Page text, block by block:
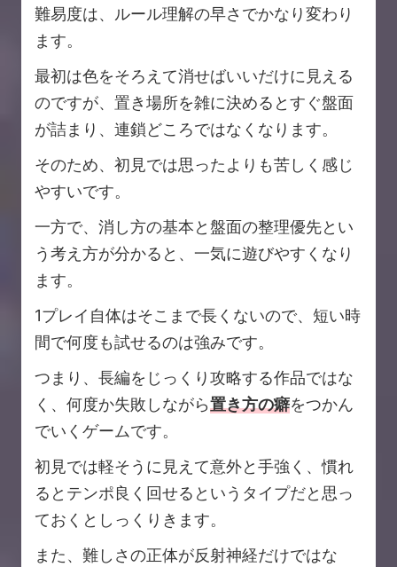
難易度は、ルール理解の早さでかなり変わり
ます。
最初は色をそろえて消せばいいだけに見える
のですが、置き場所を雑に決めるとすぐ盤面
が詰まり、連鎖どころではなくなります。
そのため、初見では思ったよりも苦しく感じ
やすいです。
一方で、消し方の基本と盤面の整理優先とい
う考え方が分かると、一気に遊びやすくなり
ます。
1プレイ自体はそこまで長くないので、短い時
間で何度も試せるのは強みです。
つまり、長編をじっくり攻略する作品ではな
く、何度か失敗しながら置き方の癖をつかん
でいくゲームです。
初見では軽そうに見えて意外と手強く、慣れ
るとテンポ良く回せるというタイプだと思っ
ておくとしっくりきます。
また、難しさの正体が反射神経だけではな